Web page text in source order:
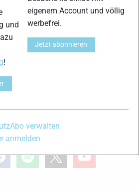
oder Profi-Sportler, wir haben
dich! Du kannst uns jederzeit über
Media
und
!
eigenem Account und völlig
werbefrei.
Jetzt abonnieren
Abo verwalten
anmelden